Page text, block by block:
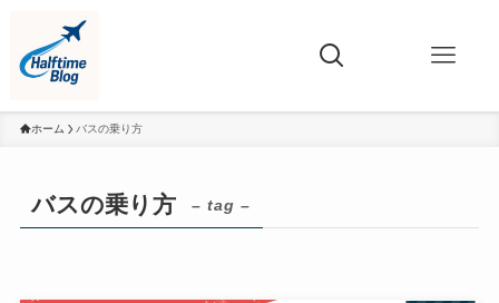
ホーム バスの乗り方
バスの乗り方 – tag –